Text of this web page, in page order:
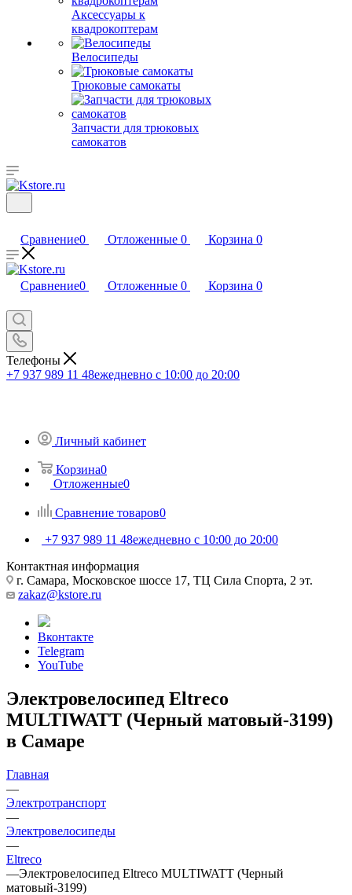
Аксессуары к
квадрокоптерам
Велосипеды
Трюковые самокаты
Запчасти для трюковых
самокатов
Сравнение0 Отложенные 0 Корзина 0
Сравнение0 Отложенные 0 Корзина 0
Телефоны
+7 937 989 11 48ежедневно с 10:00 до 20:00
Личный кабинет
Корзина0
Отложенные0
Сравнение товаров0
+7 937 989 11 48ежедневно с 10:00 до 20:00
Контактная информация
г. Самара, Московское шоссе 17, ТЦ Сила Спорта, 2 эт.
zakaz@kstore.ru
Вконтакте
Telegram
YouTube
Электровелосипед Eltreco
MULTIWATT (Черный матовый-3199)
в Самаре
Главная
—
Электротранспорт
—
Электровелосипеды
—
Eltreco
—Электровелосипед Eltreco MULTIWATT (Черный
матовый-3199)